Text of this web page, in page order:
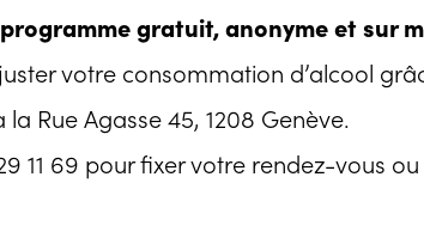
gratuit, anonyme et sur
votre consommation d’alcool
Rue Agasse 45, 1208 Genève.
11 69 pour fixer votre rendez-vous